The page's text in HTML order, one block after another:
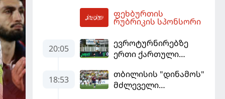
გამოიყენა და
"რეალთან"
მომგებიანად
გააგრძელა
ფეხბურთის
რუბრიკის სპონსორი
20:05
ევროტურნირებზე
ერთი ქართული
18:53
თბილისის "დინამოს"
მძლეველი